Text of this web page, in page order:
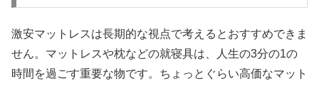
激安マットレスは長期的な視点で考えるとおすすめできま
せん。マットレスや枕などの就寝具は、人生の3分の1の
時間を過ごす重要な物です。ちょっとぐらい高価なマット